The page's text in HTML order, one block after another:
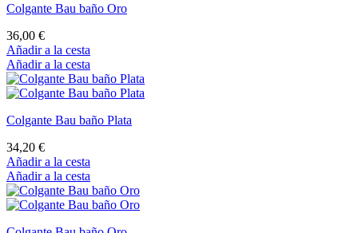
Colgante Bau baño Oro
36,00 €
Añadir a la cesta
Añadir a la cesta
Colgante Bau baño Plata
34,20 €
Añadir a la cesta
Añadir a la cesta